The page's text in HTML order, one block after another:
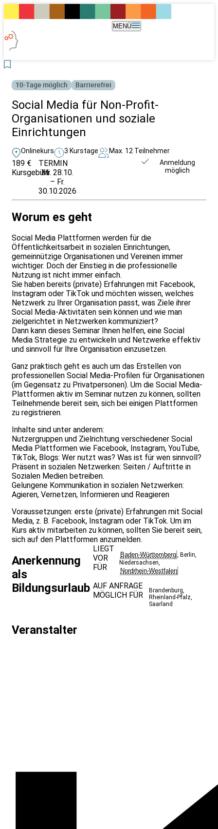
MENÜ
10-Tage möglich Barrierefrei
Social Media für Non-Profit-
Organisationen und soziale
Einrichtungen
Onlinekurs 3 Kurstage Max. 12 Teilnehmer
189 €
Kursgebühr
TERMIN
Mi. 28.10.
– Fr.
30.10.2026
Anmeldung
möglich
Worum es geht
Social Media Plattformen werden für die
Öffentlichkeitsarbeit in sozialen Einrichtungen,
gemeinnützige Organisationen und Vereinen immer
wichtiger. Doch der Einstieg in die professionelle
Nutzung ist nicht immer einfach.
Sie haben bereits (private) Erfahrungen mit Facebook,
Instagram oder TikTok und möchten wissen, welches
Netzwerk zu Ihrer Organisation passt, was Ziele ihrer
Social Media-Aktivitäten sein können und wie man
zielgerichtet in Netzwerken kommuniziert?
Dann kann dieses Seminar Ihnen helfen, eine Social
Media Strategie zu entwickeln und Netzwerke effektiv
und sinnvoll für Ihre Organisation einzusetzen.
Ganz praktisch geht es auch um das Erstellen von
professionellen Social Media-Profilen für Organisationen
(im Gegensatz zu Privatpersonen). Um die Social Media-
Plattformen aktiv im Seminar nutzen zu können, sollten
Teilnehmende bereit sein, sich bei einigen Plattformen
zu registrieren.
Inhalte sind unter anderem:
Nutzergruppen und Zielrichtung verschiedener Social
Media Plattformen wie Facebook, Instagram, YouTube,
TikTok, Blogs: Wer nutzt was? Was ist für wen sinnvoll?
Präsent in sozialen Netzwerken: Seiten / Auftritte in
Sozialen Medien betreiben.
Gelungene Kommunikation in sozialen Netzwerken:
Agieren, Vernetzen, Informieren und Reagieren
Voraussetzungen: erste (private) Erfahrungen mit Social
Media, z. B. Facebook, Instagram oder TikTok. Um im
Kurs aktiv mitarbeiten zu können, sollten Sie bereit sein,
sich auf den Plattformen anzumelden.
Anerkennung
als
Bildungsurlaub
LIEGT
VOR
FÜR
Baden-Württemberg, Berlin,
Niedersachsen,
Nordrhein-Westfalen
AUF ANFRAGE
MÖGLICH FÜR
Brandenburg,
Rheinland-Pfalz,
Saarland
Veranstalter